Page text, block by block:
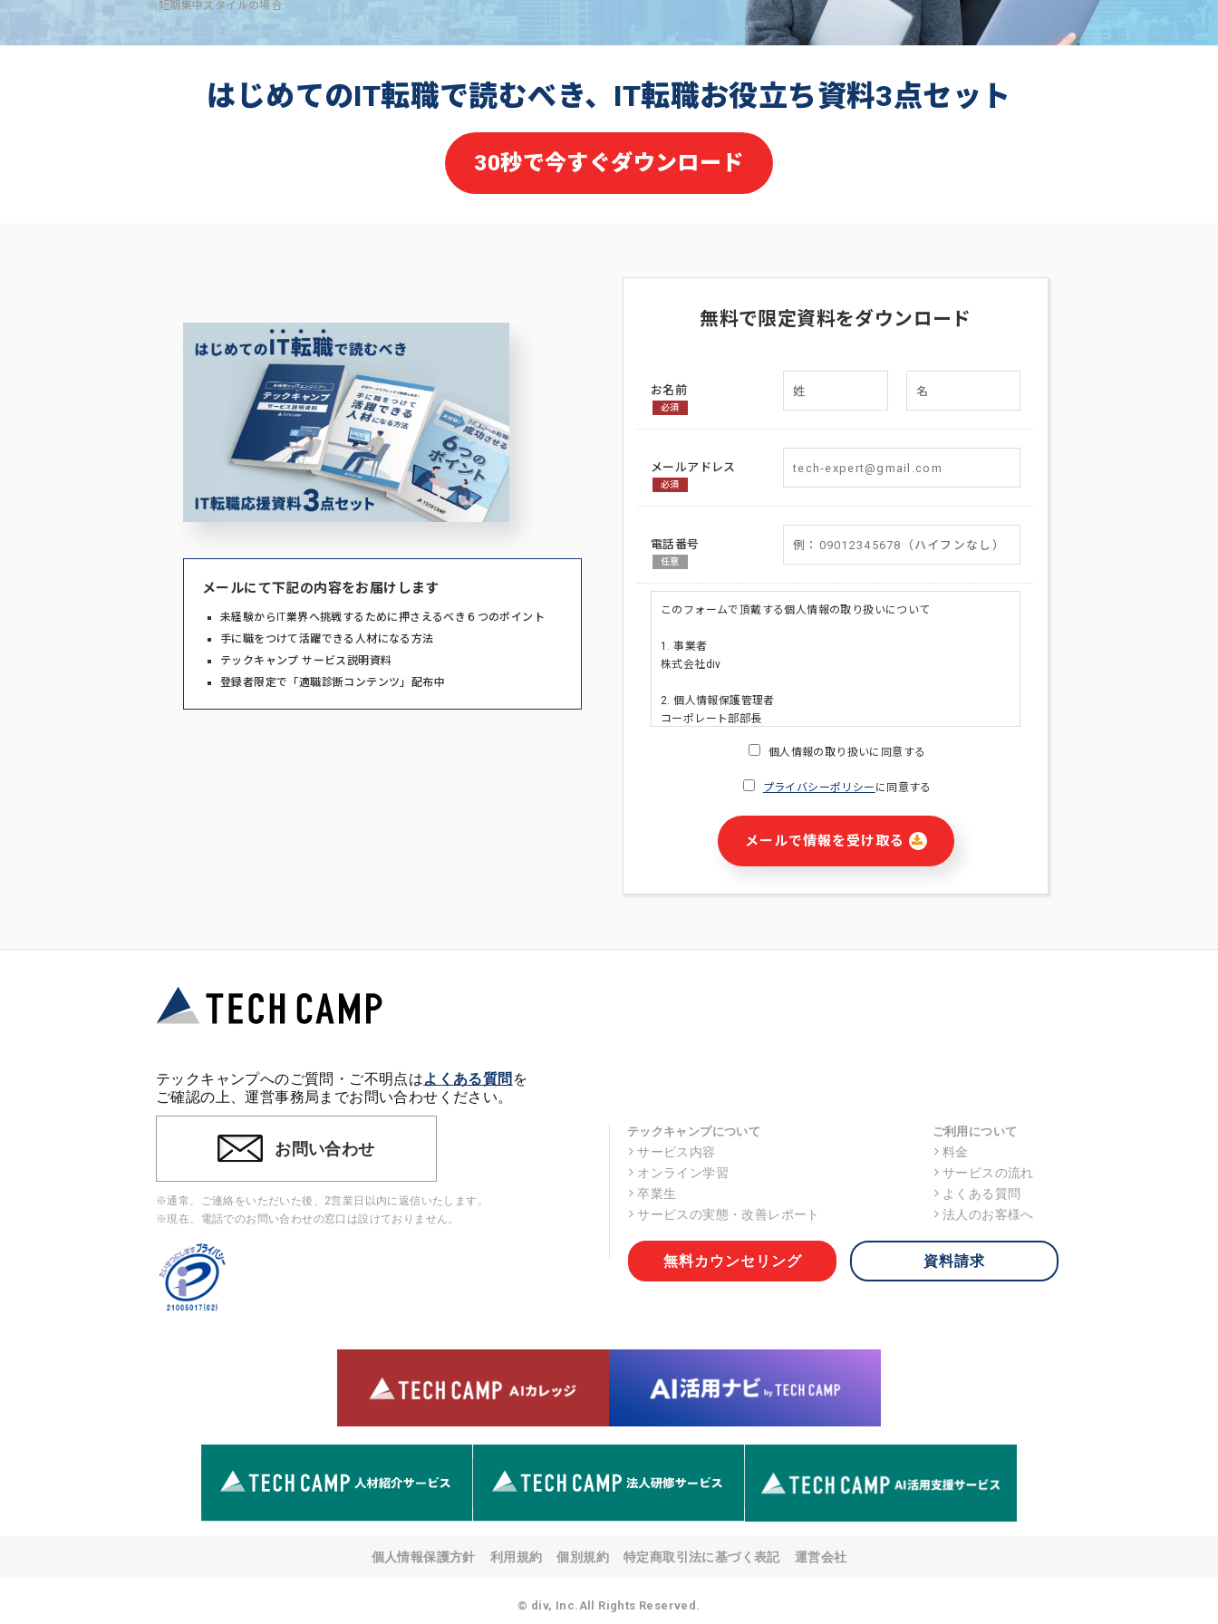
※短期集中スタイルの場合
はじめてのIT転職で読むべき、IT転職お役立ち資料3点セット
30秒で今すぐダウンロード
メールにて下記の内容をお届けします
未経験からIT業界へ挑戦するために押さえるべき６つのポイント
手に職をつけて活躍できる人材になる方法
テックキャンプ サービス説明資料
登録者限定で「適職診断コンテンツ」配布中
無料で限定資料をダウンロード
お名前
必須
メールアドレス
必須
電話番号
任意
このフォームで頂戴する個人情報の取り扱いについて
1. 事業者
株式会社div
2. 個人情報保護管理者
コーポレート部部長
・ご請求された資料の送付のため
・本サービス及び本サービスに関連する情報(当社及び第三者のサー
ビス又は商品等の広告配信・宣伝を含みますが、それらに限定されま
せん)の提供又はそれらに関する連絡のため
5. 個人情報取扱いの委託
当社は事業運営上、前項利用目的の範囲に限って個人情報を外部に委
託することがあります。この場合、個人情報保護水準の高い委託先を
選定し、個人情報の適正管理・機密保持についての契約を交わし、適
6. 個人情報の開示等の請求 ご本人様は、当社に対してご自身の個人
情報の開示等(利用目的の通知、開示、内容の訂正・追加・削除、利
す。ただし、申請が本人確認が不可能な場合や、個人情報保護法の定
す。 なお、アクセスログなどの個人情報以外の情報については、原則
【お問合せ窓口】
株式会社div 個人情報問合せ窓口
〒107-0052 東京都港区赤坂8-4-14 青山タワープレイス6階
メールアドレス:privacy_policy@di-v.co.jp
ご本人様が当社に個人情報を提供されるかどうかは任意によるもので
個人情報の取り扱いに同意する
プライバシーポリシー に同意する
メールで情報を受け取る
テックキャンプへのご質問・ご不明点はよくある質問 を
ご確認の上、運営事務局までお問い合わせください。
お問い合わせ
※通常、ご連絡をいただいた後、2営業日以内に返信いたします。
※現在、電話でのお問い合わせの窓口は設けておりません。
テックキャンプについて
サービス内容
オンライン学習
卒業生
サービスの実態・改善レポート
ご利用について
料金
サービスの流れ
よくある質問
法人のお客様へ
無料カウンセリング 資料請求
個人情報保護方針 利用規約 個別規約 特定商取引法に基づく表記 運営会社
© div, Inc.All Rights Reserved.